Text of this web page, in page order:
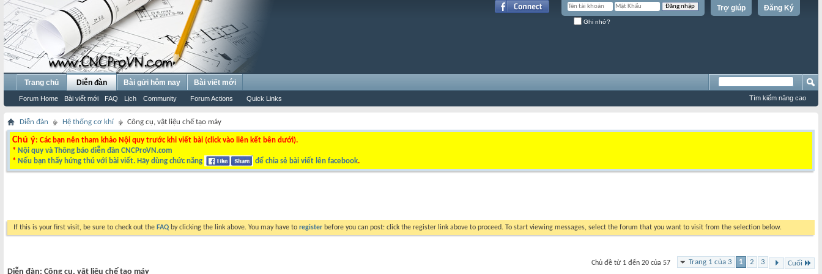
Đăng Ký
Trợ giúp
Ghi nhớ?
Trang chủ Diễn đàn
Forum Home Bài viết mới FAQ Lịch Community Forum Actions Quick Links
Bài gửi hôm nay Bài viết mới
Tìm kiếm nâng cao
Diễn đàn Hệ thống cơ khí Công cụ, vật liệu chế tạo máy
Chú ý: Các bạn nên tham khảo Nội quy trước khi viết bài (click vào liên kết bên dưới).
* Nội quy và Thông báo diễn đàn CNCProVN.com
* Nếu bạn thấy hứng thú với bài viết. Hãy dùng chức năng để chia sẻ bài viết lên facebook.
If this is your first visit, be sure to check out the FAQ by clicking the link above. You may have to register before you can post: click the register link above to proceed. To start viewing messages, select the forum that you want to visit from the selection below.
Trang 1 của 3 1 2 3 Cuối
Chủ đề từ 1 đến 20 của 57
Diễn đàn: Công cụ, vật liệu chế tạo máy